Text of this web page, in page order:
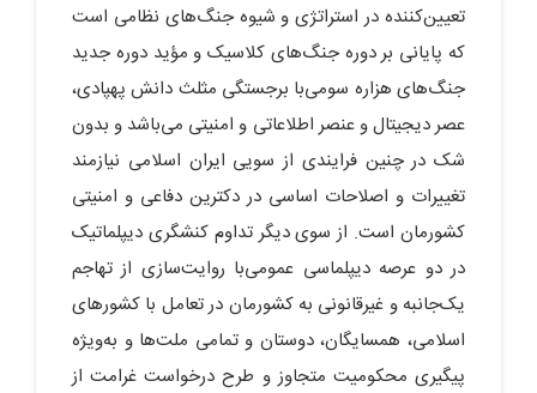
تعیین‌کننده در استراتژی و شیوه جنگ‌های نظامی است
که پایانی بر دوره جنگ‌های کلاسیک و مؤید دوره جدید
جنگ‌های هزاره سومی‌با برجستگی مثلث دانش پهپادی،
عصر دیجیتال و عنصر اطلاعاتی و امنیتی می‌باشد و بدون
شک در چنین فرایندی از سویی ایران اسلامی نیازمند
تغییرات و اصلاحات اساسی در دکترین دفاعی و امنیتی
کشورمان است. از سوی دیگر تداوم کنشگری دیپلماتیک
در دو عرصه دیپلماسی عمومی‌با روایت‌سازی از تهاجم
یک‌جانبه و غیرقانونی به کشورمان در تعامل با کشورهای
اسلامی، همسایگان، دوستان و تمامی ملت‌ها و به‌ویژه
پیگیری محکومیت متجاوز و طرح درخواست غرامت از